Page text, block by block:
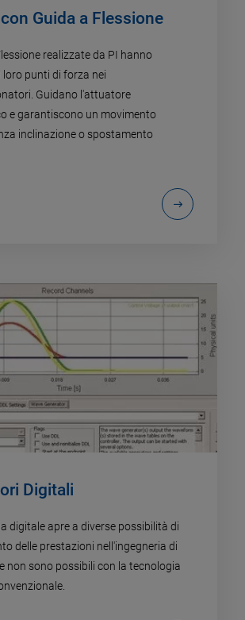
Guida a Flessione
realizzate da PI hanno
punti di forza nei
Guidano l'attuatore
e garantiscono un movimento
inclinazione o spostamento
Digitali
digitale apre a diverse possibilità di
delle prestazioni nell'ingegneria di
non sono possibili con la tecnologia